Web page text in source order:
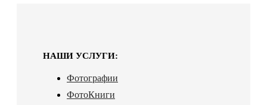
НАШИ УСЛУГИ:
Фотографии
ФотоКниги